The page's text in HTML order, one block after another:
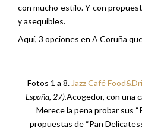
con mucho estilo. Y con
y asequibles.
Aquí, 3 opciones en A Coruña
Fotos 1 a 8.Jazz Café
España, 27).Acogedor, con una
Merece la pena probar sus
propuestas de “Pan